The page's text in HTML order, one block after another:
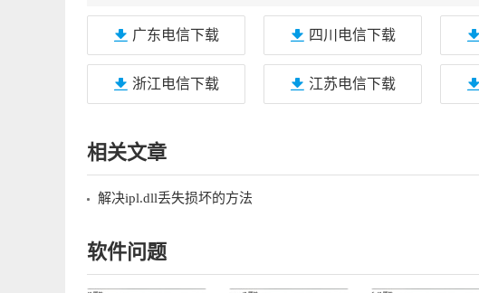
广东电信下载 四川电信下载
浙江电信下载 江苏电信下载
相关文章
解决ipl.dll丢失损坏的方法
软件问题